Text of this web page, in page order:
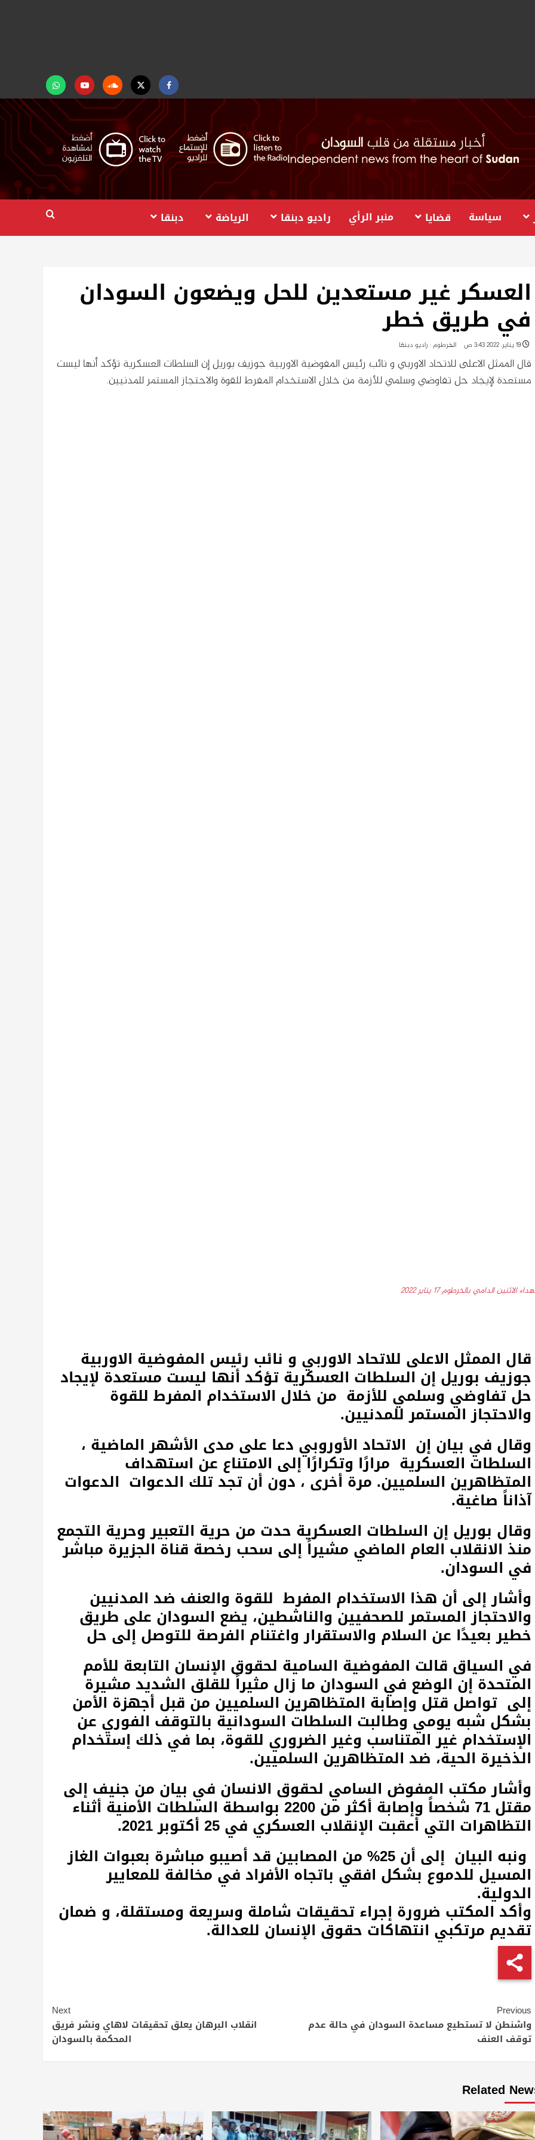
Facebook
Twitter
Soundcloud
Youtubeتابعنا
على
واتساب
سياسة قضايا منبر الرأي راديو دبنقا الرياضة دبنقا
العسكر غير مستعدين للحل ويضعون السودان
في طريق خطر
19 يناير، 2022 3:43 ص الخرطوم : راديو دبنقا
قال الممثل الاعلى للاتحاد الاوربي و نائب رئيس المفوضية الاوربية جوزيف بوريل إن السلطات العسكرية تؤكد أنها ليست
مستعدة لإيجاد حل تفاوضي وسلمي للأزمة من خلال الاستخدام المفرط للقوة والاحتجاز المستمر للمدنيين.
الاثنين الدامي بالخرطوم 17 يناير 2022
قال الممثل الاعلى للاتحاد الاوربي و نائب رئيس المفوضية الاوربية
جوزيف بوريل إن السلطات العسكرية تؤكد أنها ليست مستعدة لإيجاد
حل تفاوضي وسلمي للأزمة من خلال الاستخدام المفرط للقوة
والاحتجاز المستمر للمدنيين.
وقال في بيان إن الاتحاد الأوروبي دعا على مدى الأشهر الماضية ،
السلطات العسكرية مرارًا وتكرارًا إلى الامتناع عن استهداف
المتظاهرين السلميين. مرة أخرى ، دون أن تجد تلك الدعوات الدعوات
آذاناً صاغية.
وقال بوريل إن السلطات العسكرية حدت من حرية التعبير وحرية التجمع
منذ الانقلاب العام الماضي مشيراً إلى سحب رخصة قناة الجزيرة مباشر
في السودان.
وأشار إلى أن هذا الاستخدام المفرط للقوة والعنف ضد المدنيين
والاحتجاز المستمر للصحفيين والناشطين، يضع السودان على طريق
خطير بعيدًا عن السلام والاستقرار واغتنام الفرصة للتوصل إلى حل
في السياق قالت المفوضية السامية لحقوق الإنسان التابعة للأمم
المتحدة إن الوضع في السودان ما زال مثيراً للقلق الشديد مشيرة
إلى تواصل قتل وإصابة المتظاهرين السلميين من قبل أجهزة الأمن
بشكل شبه يومي وطالبت السلطات السودانية بالتوقف الفوري عن
الإستخدام غير المتناسب وغير الضروري للقوة، بما في ذلك إستخدام
الذخيرة الحية، ضد المتظاهرين السلميين.
وأشار مكتب المفوض السامي لحقوق الانسان في بيان من جنيف إلى
مقتل 71 شخصاً وإصابة أكثر من 2200 بواسطة السلطات الأمنية أثناء
التظاهرات التي أعقبت الإنقلاب العسكري في 25 أكتوبر 2021.
ونبه البيان إلى أن 25% من المصابين قد أصيبو مباشرة بعبوات الغاز
المسيل للدموع بشكل افقي باتجاه الأفراد في مخالفة للمعايير
الدولية.
وأكد المكتب ضرورة إجراء تحقيقات شاملة وسريعة ومستقلة، و ضمان
تقديم مرتكبي انتهاكات حقوق الإنسان للعدالة.
Continue
Reading
Previous
واشنطن لا تستطيع مساعدة السودان في حالة عدم
توقف العنف
Next
انقلاب البرهان يعلق تحقيقات لاهاي ونشر فريق
المحكمة بالسودان
Related